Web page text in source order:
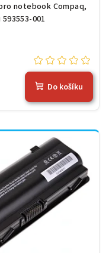
notebook Compaq,
001
Do košíku